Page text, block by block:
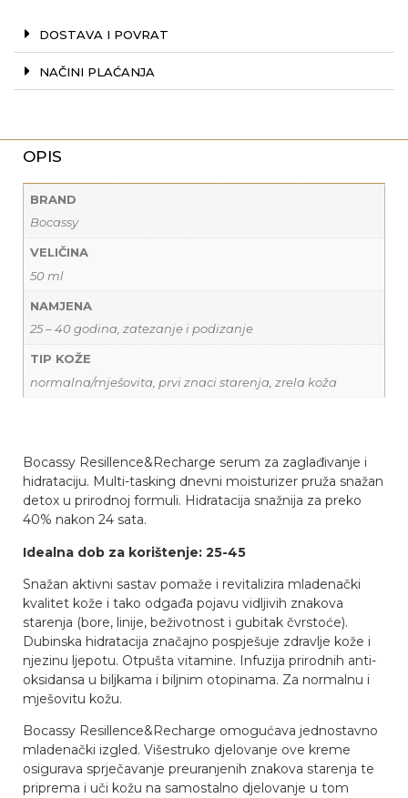
DOSTAVA I POVRAT
NAČINI PLAĆANJA
OPIS
BRAND
Bocassy
VELIČINA
50 ml
NAMJENA
25 – 40 godina, zatezanje i podizanje
TIP KOŽE
normalna/mješovita, prvi znaci starenja, zrela koža
Bocassy Resillence&Recharge serum za zaglađivanje i
hidrataciju. Multi-tasking dnevni moisturizer pruža snažan
detox u prirodnoj formuli. Hidratacija snažnija za preko
40% nakon 24 sata.
Idealna dob za korištenje: 25-45
Snažan aktivni sastav pomaže i revitalizira mladenački
kvalitet kože i tako odgađa pojavu vidljivih znakova
starenja (bore, linije, beživotnost i gubitak čvrstoće).
Dubinska hidratacija značajno pospješuje zdravlje kože i
njezinu ljepotu. Otpušta vitamine. Infuzija prirodnih anti-
oksidansa u biljkama i biljnim otopinama. Za normalnu i
mješovitu kožu.
Bocassy Resillence&Recharge omogućava jednostavno
mladenački izgled. Višestruko djelovanje ove kreme
osigurava sprječavanje preuranjenih znakova starenja te
priprema i uči kožu na samostalno djelovanje u tom